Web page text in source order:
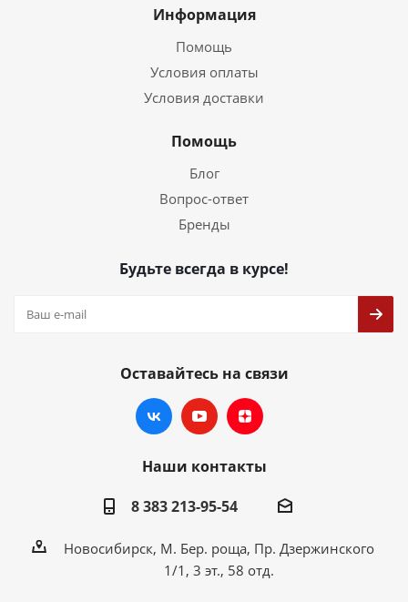
Информация
Помощь
Условия оплаты
Условия доставки
Помощь
Блог
Вопрос-ответ
Бренды
Будьте всегда в курсе!
Оставайтесь на связи
Наши контакты
8 383 213-95-54
Новосибирск, М. Бер. роща, Пр. Дзержинского
1/1, 3 эт., 58 отд.